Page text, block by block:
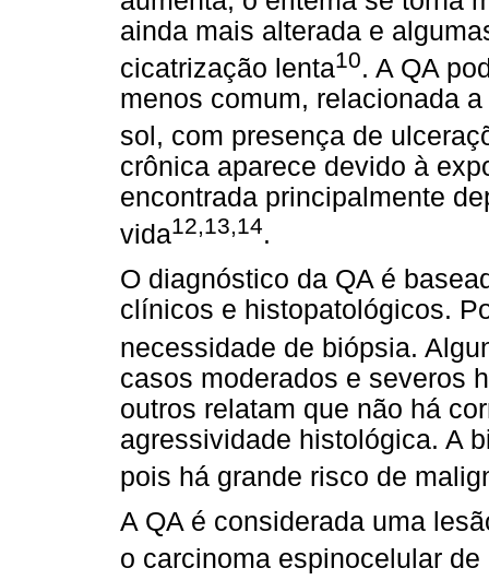
ainda mais alterada e
cicatrização lenta10. A QA
menos comum, relacionada
sol, com presença de
crônica aparece devido à
encontrada principalmente
vida12,13,14.
O diagnóstico da QA é
clínicos e histopatológicos.
necessidade de biópsia.
casos moderados e severos
outros relatam que não há
agressividade histológica. A
pois há grande risco de
A QA é considerada uma
o carcinoma espinocelular de